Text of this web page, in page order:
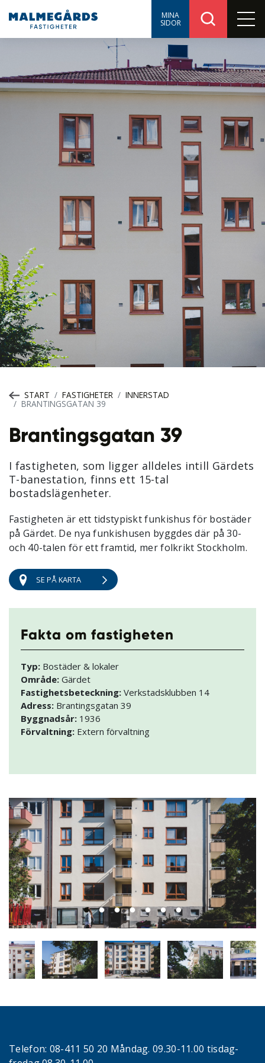
START FASTIGHETER
INNERSTAD
BRANTINGSGATAN 39
Brantingsgatan 39
I fastigheten, som ligger alldeles intill Gärdets
T-banestation, finns ett 15-tal
bostadslägenheter.
Fastigheten är ett tidstypiskt funkishus för bostäder
på Gärdet. De nya funkishusen byggdes där på 30-
och 40-talen för ett framtid, mer folkrikt Stockholm.
SE PÅ KARTA
Fakta om fastigheten
Typ: Bostäder & lokaler
Område: Gärdet
Fastighetsbeteckning: Verkstadsklubben 14
Adress: Brantingsgatan 39
Byggnadsår: 1936
Förvaltning: Extern förvaltning
Telefon: 08-411 50 20 Måndag. 09.30-11.00 tisdag-